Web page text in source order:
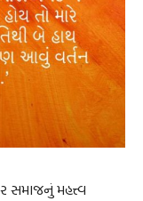
સમાજનું મહત્ત્વ